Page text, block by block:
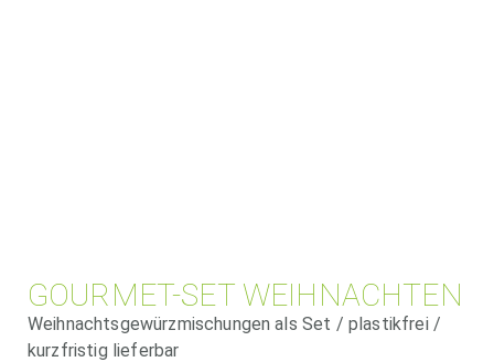
GOURMET-SET WEIHNACHTEN
Weihnachtsgewürzmischungen als Set / plastikfrei /
kurzfristig lieferbar